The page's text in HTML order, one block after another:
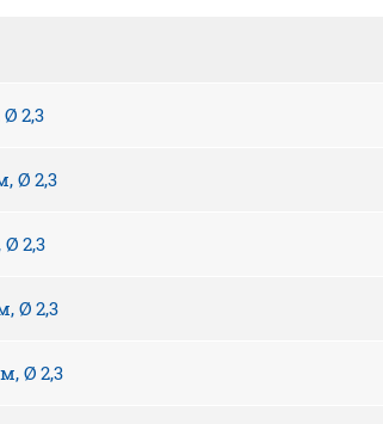
2,3
Ø 2,3
2,3
Ø 2,3
Ø 2,3